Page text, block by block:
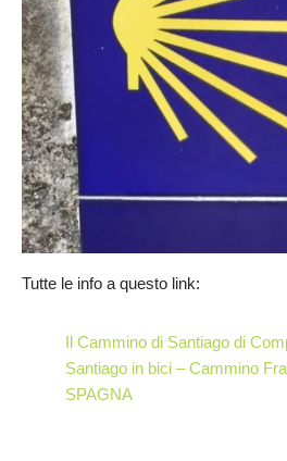
Tutte le info a questo link:
Il Cammino di Santiago di
Santiago in bici – Cammino
SPAGNA